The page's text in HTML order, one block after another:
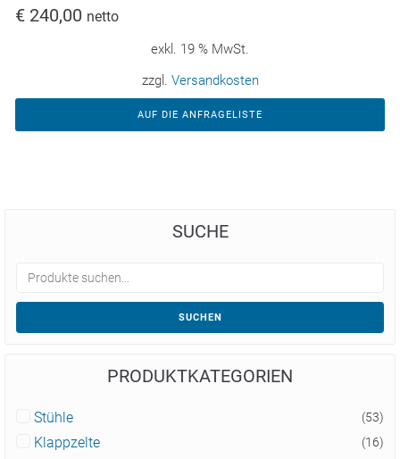
€ 240,00 netto
exkl. 19 % MwSt.
zzgl. Versandkosten
AUF DIE ANFRAGELISTE
SUCHE
SUCHEN
PRODUKTKATEGORIEN
Stühle (53)
Klappzelte (16)